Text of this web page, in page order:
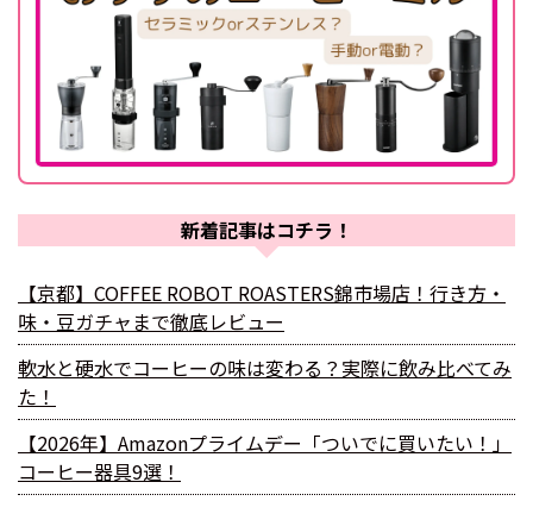
新着記事はコチラ！
【京都】COFFEE ROBOT ROASTERS錦市場店！行き方・
味・豆ガチャまで徹底レビュー
軟水と硬水でコーヒーの味は変わる？実際に飲み比べてみ
た！
【2026年】Amazonプライムデー「ついでに買いたい！」
コーヒー器具9選！